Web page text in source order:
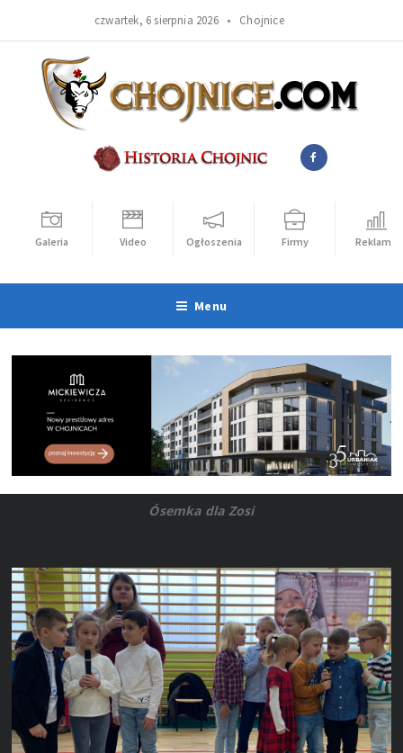
czwartek, 6 sierpnia 2026 • Chojnice
Galeria Video Ogłoszenia Firmy Reklama
Menu
Ósemka dla Zosi